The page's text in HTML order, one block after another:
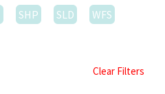
SHP SLD
WFS
Clear Filters